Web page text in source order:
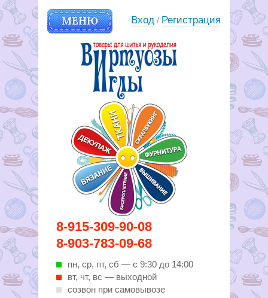
8-915-309-90-08
8-903-783-09-68
пн, ср, пт, cб — с 9:30 до 14:00
вт, чт, вс — выходной
созвон при самовывозе
МЕНЮ
Вирутозы иглы. Товары для
шитья и рукоделья
Вход / Регистрация